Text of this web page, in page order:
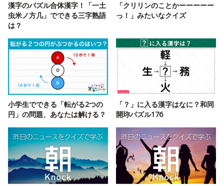
漢字のパズル合体漢字！「一土
虫米ノ方几」でできる三字熟語
は？
「クリリンのことかーーーーー
っ！」みたいなクイズ
小学生でできる「転がる2つの
円」の問題、あなたは解ける？
「？」に入る漢字はなに？和同
開珎パズル176